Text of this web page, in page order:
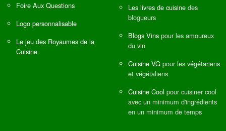
Foire Aux Questions
Logo personnalisable
Le jeu des Royaumes de la
Cuisine
Les livres de cuisine des
blogueurs
Blogs Vins pour les amoureux
du vin
Cuisine VG pour les végétariens
et végétaliens
Cuisine Cool pour cuisiner cool
avec un minimum d'ingrédients
en un minimum de temps